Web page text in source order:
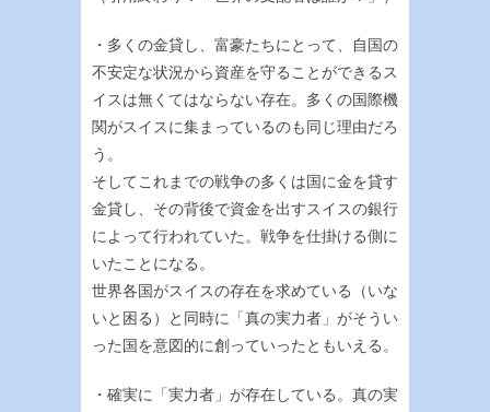
・多くの金貸し、富豪たちにとって、自国の
不安定な状況から資産を守ることができるス
イスは無くてはならない存在。多くの国際機
関がスイスに集まっているのも同じ理由だろ
う。
そしてこれまでの戦争の多くは国に金を貸す
金貸し、その背後で資金を出すスイスの銀行
によって行われていた。戦争を仕掛ける側に
いたことになる。
世界各国がスイスの存在を求めている（いな
いと困る）と同時に「真の実力者」がそうい
った国を意図的に創っていったともいえる。
・確実に「実力者」が存在している。真の実